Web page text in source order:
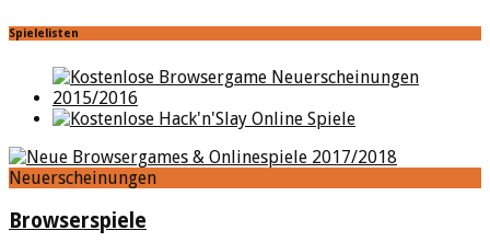
Spielelisten
Neuerscheinungen
Browserspiele